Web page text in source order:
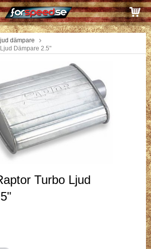
ljud dämpare
Dämpare 2.5"
Turbo Ljud